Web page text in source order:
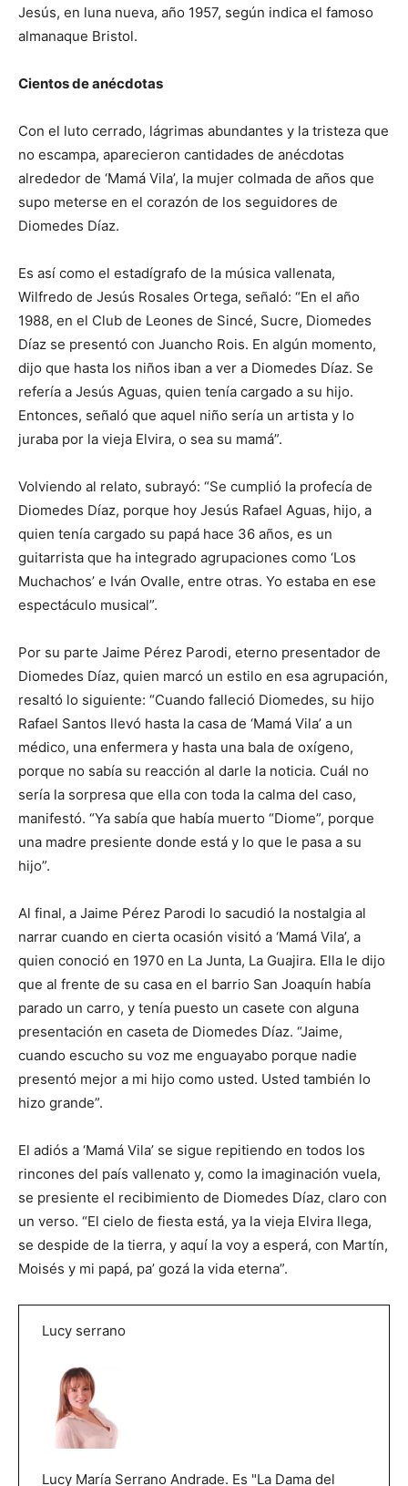
Jesús, en luna nueva, año 1957, según indica el famoso
almanaque Bristol.
Cientos de anécdotas
Con el luto cerrado, lágrimas abundantes y la tristeza que
no escampa, aparecieron cantidades de anécdotas
alrededor de ‘Mamá Vila’, la mujer colmada de años que
supo meterse en el corazón de los seguidores de
Diomedes Díaz.
Es así como el estadígrafo de la música vallenata,
Wilfredo de Jesús Rosales Ortega, señaló: “En el año
1988, en el Club de Leones de Sincé, Sucre, Diomedes
Díaz se presentó con Juancho Rois. En algún momento,
dijo que hasta los niños iban a ver a Diomedes Díaz. Se
refería a Jesús Aguas, quien tenía cargado a su hijo.
Entonces, señaló que aquel niño sería un artista y lo
juraba por la vieja Elvira, o sea su mamá”.
Volviendo al relato, subrayó: “Se cumplió la profecía de
Diomedes Díaz, porque hoy Jesús Rafael Aguas, hijo, a
quien tenía cargado su papá hace 36 años, es un
guitarrista que ha integrado agrupaciones como ‘Los
Muchachos’ e Iván Ovalle, entre otras. Yo estaba en ese
espectáculo musical”.
Por su parte Jaime Pérez Parodi, eterno presentador de
Diomedes Díaz, quien marcó un estilo en esa agrupación,
resaltó lo siguiente: “Cuando falleció Diomedes, su hijo
Rafael Santos llevó hasta la casa de ‘Mamá Vila’ a un
médico, una enfermera y hasta una bala de oxígeno,
porque no sabía su reacción al darle la noticia. Cuál no
sería la sorpresa que ella con toda la calma del caso,
manifestó. “Ya sabía que había muerto “Diome”, porque
una madre presiente donde está y lo que le pasa a su
hijo”.
Al final, a Jaime Pérez Parodi lo sacudió la nostalgia al
narrar cuando en cierta ocasión visitó a ‘Mamá Vila’, a
quien conoció en 1970 en La Junta, La Guajira. Ella le dijo
que al frente de su casa en el barrio San Joaquín había
parado un carro, y tenía puesto un casete con alguna
presentación en caseta de Diomedes Díaz. “Jaime,
cuando escucho su voz me enguayabo porque nadie
presentó mejor a mi hijo como usted. Usted también lo
hizo grande”.
El adiós a ‘Mamá Vila’ se sigue repitiendo en todos los
rincones del país vallenato y, como la imaginación vuela,
se presiente el recibimiento de Diomedes Díaz, claro con
un verso. “El cielo de fiesta está, ya la vieja Elvira llega,
se despide de la tierra, y aquí la voy a esperá, con Martín,
Moisés y mi papá, pa’ gozá la vida eterna”.
Lucy serrano
Lucy María Serrano Andrade. Es "La Dama del